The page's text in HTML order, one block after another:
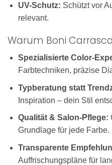
UV-Schutz: Schützt vor
relevant.
Warum Boni
Spezialisierte Color-
Farbtechniken, präzise
Typberatung statt
Inspiration – dein Stil
Qualität & Salon-Pflege:
Grundlage für jede Farbe.
Transparente
Auffrischungspläne für